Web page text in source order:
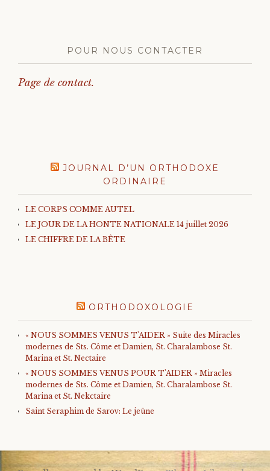
POUR NOUS CONTACTER
Page de contact.
JOURNAL D’UN ORTHODOXE
ORDINAIRE
LE CORPS COMME AUTEL
LE JOUR DE LA HONTE NATIONALE 14 juillet 2026
LE CHIFFRE DE LA BÊTE
ORTHODOXOLOGIE
« NOUS SOMMES VENUS T'AIDER » Suite des Miracles
modernes de Sts. Côme et Damien, St. Charalambose St.
Marina et St. Nectaire
« NOUS SOMMES VENUS POUR T'AIDER » Miracles
modernes de Sts. Côme et Damien, St. Charalambose St.
Marina et St. Nekctaire
Saint Seraphim de Sarov: Le jeûne